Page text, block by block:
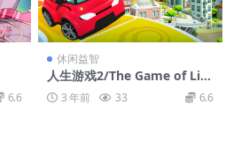
6.6
休闲益智
人生游戏2/The Game of Life
2 3 年前 33 6.6